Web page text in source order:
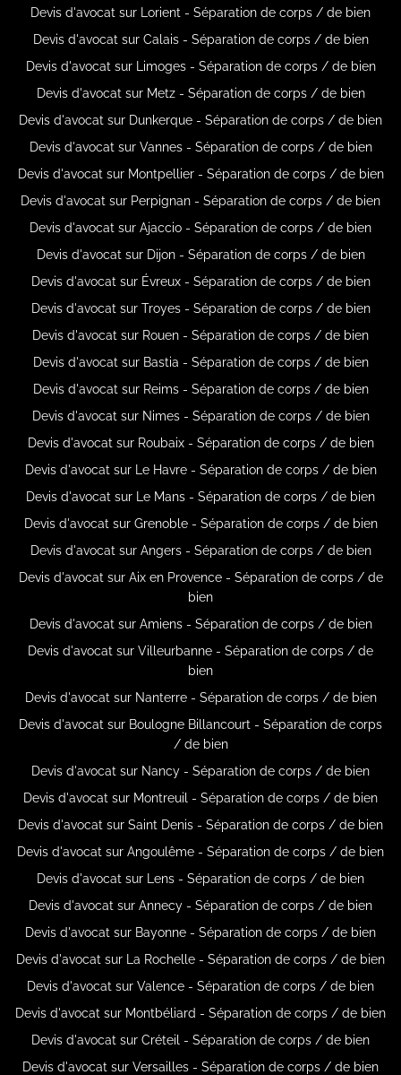
Devis d'avocat sur Lorient - Séparation de corps / de bien
Devis d'avocat sur Calais - Séparation de corps / de bien
Devis d'avocat sur Limoges - Séparation de corps / de bien
Devis d'avocat sur Metz - Séparation de corps / de bien
Devis d'avocat sur Dunkerque - Séparation de corps / de bien
Devis d'avocat sur Vannes - Séparation de corps / de bien
Devis d'avocat sur Montpellier - Séparation de corps / de bien
Devis d'avocat sur Perpignan - Séparation de corps / de bien
Devis d'avocat sur Ajaccio - Séparation de corps / de bien
Devis d'avocat sur Dijon - Séparation de corps / de bien
Devis d'avocat sur Évreux - Séparation de corps / de bien
Devis d'avocat sur Troyes - Séparation de corps / de bien
Devis d'avocat sur Rouen - Séparation de corps / de bien
Devis d'avocat sur Bastia - Séparation de corps / de bien
Devis d'avocat sur Reims - Séparation de corps / de bien
Devis d'avocat sur Nimes - Séparation de corps / de bien
Devis d'avocat sur Roubaix - Séparation de corps / de bien
Devis d'avocat sur Le Havre - Séparation de corps / de bien
Devis d'avocat sur Le Mans - Séparation de corps / de bien
Devis d'avocat sur Grenoble - Séparation de corps / de bien
Devis d'avocat sur Angers - Séparation de corps / de bien
Devis d'avocat sur Aix en Provence - Séparation de corps / de
bien
Devis d'avocat sur Amiens - Séparation de corps / de bien
Devis d'avocat sur Villeurbanne - Séparation de corps / de
bien
Devis d'avocat sur Nanterre - Séparation de corps / de bien
Devis d'avocat sur Boulogne Billancourt - Séparation de corps
/ de bien
Devis d'avocat sur Nancy - Séparation de corps / de bien
Devis d'avocat sur Montreuil - Séparation de corps / de bien
Devis d'avocat sur Saint Denis - Séparation de corps / de bien
Devis d'avocat sur Angoulême - Séparation de corps / de bien
Devis d'avocat sur Lens - Séparation de corps / de bien
Devis d'avocat sur Annecy - Séparation de corps / de bien
Devis d'avocat sur Bayonne - Séparation de corps / de bien
Devis d'avocat sur La Rochelle - Séparation de corps / de bien
Devis d'avocat sur Valence - Séparation de corps / de bien
Devis d'avocat sur Montbéliard - Séparation de corps / de bien
Devis d'avocat sur Créteil - Séparation de corps / de bien
Devis d'avocat sur Versailles - Séparation de corps / de bien